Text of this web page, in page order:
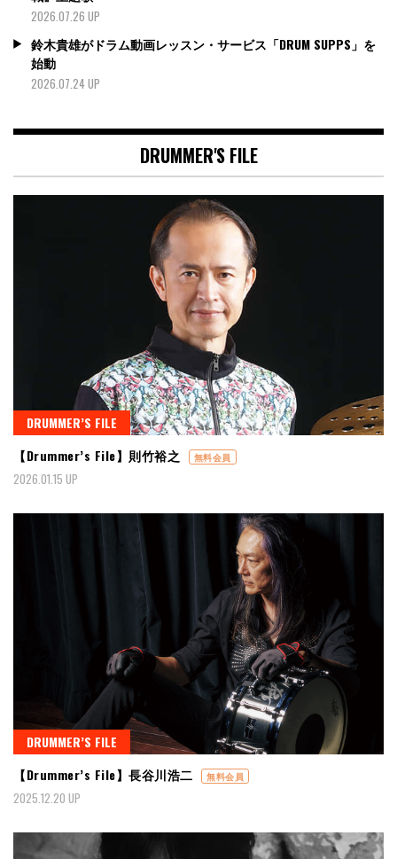
2026.07.26 UP
鈴木貴雄がドラム動画レッスン・サービス「DRUM SUPPS」を
始動
2026.07.24 UP
DRUMMER'S FILE
DRUMMER’S FILE
【Drummer’s File】則竹裕之
無料会員
2026.01.15 UP
DRUMMER’S FILE
【Drummer’s File】長谷川浩二
無料会員
2025.12.20 UP